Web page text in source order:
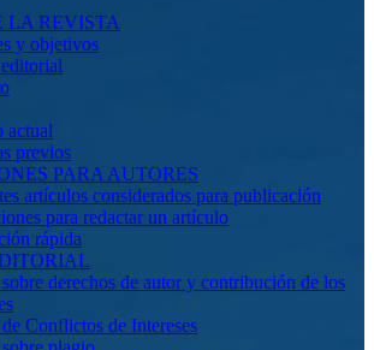
LA REVISTA
y objetivos
actual
previos
PARA AUTORES
artículos considerados para publicación
para redactar un artículo
rápida
derechos de autor y contribución de los
Conflictos de Intereses